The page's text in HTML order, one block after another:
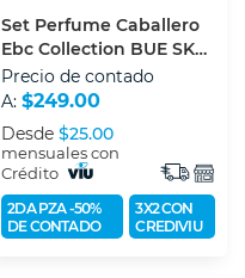
Set Perfume Caballero
Ebc Collection BUE SKY
3 PZS (edp) Eau De
Parfum 100 Ml
Precio de contado
A: $249.00
Desde $25.00
mensuales con
Crédito
2DA PZA -50%
DE CONTADO
3X2 CON
CREDIVIU